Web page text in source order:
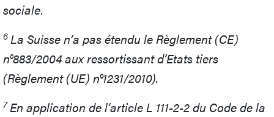
sociale.
6La Suisse n’a pas étendu le Règlement (CE)
n°883/2004 aux ressortissant d’Etats tiers
(Règlement (UE) n°1231/2010).
7En application de l’article L 111-2-2 du Code de la